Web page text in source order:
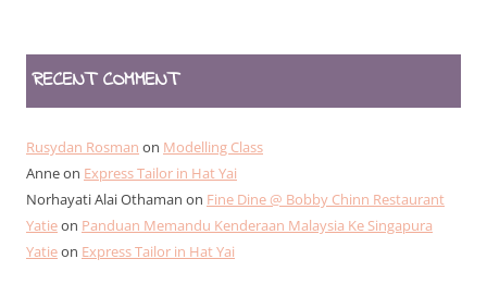
RECENT COMMENT
Rusydan Rosman on Modelling Class
Anneon Express Tailor in Hat Yai
Norhayati Alai Othaman on Fine Dine @ Bobby Chinn Restaurant
Yatieon Panduan Memandu Kenderaan Malaysia Ke Singapura
Yatieon Express Tailor in Hat Yai